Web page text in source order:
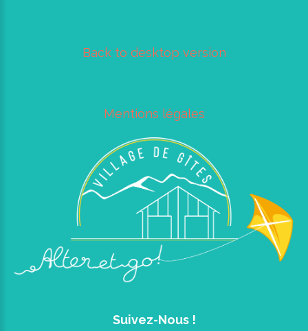
Back to desktop version
Mentions légales
Suivez-Nous !